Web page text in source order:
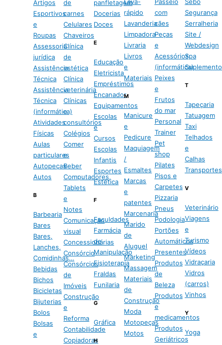
Artigos
Esportivos
e
Roupas
Assessoria
jurídica
Assistência
Técnica
Assistência
Técnica
(informática)
Atividades
Físicas
Aulas
particulares
Autopeças
Autos
B
Barbearia
Bares
Bares,
Lanches,
Comidinhas…
Bebidas
Bichos
Bicicletas
Bijuterias
Bolos
Bolsas
e
de
carnes
Celulares
Chaveiros
Clínica
de
estética
Clínica
veterinária
Clínicas
e
consultórios
Colégios
Comer
e
Beber
Computadores,
Tablets
e
Notes
Comunicação
visual
Concessionárias
Consórcio
Consórcios
de
Imóveis
Construção
e
Reforma
Contabilidade
Copiadoras
panfletagem
Docerias
Doces
E
Educação
Eletricista
Empréstimos
Encanador
Equipamentos
Escolas
e
Cursos
Escolas
Infantis
Esportes
Estética
F
Faculdades
Farmácia
de
Manipulação
Fisioterapia
Fraldas
Funilaria
G
Gráfica
H
rápido
Lavanderia
Limpadora
Livraria
Livros
e
Materiais
M
Manicure
e
Pedicure
Maquiagem
/
Esmaltes
Marcas
e
patentes
Marcenaria
Marido
de
Aluguel
Marketing
Massagem
Materiais
de
Construção
Moda
Motopeças
Motos
com
cães
Peças
e
Acessórios
(informática)
Peixes
e
Frutos
do mar
Personal
Trainer
Pet
shop
Pilates
Pisos e
Carpetes
Pizzaria
Pneus
Podologia
Portões
Automáticos
Presentes
Produtos
de
Beleza
Produtos
e
medicamentos
Produtos
Geriátricos
Segurança
Serralheria
Site /
Webdesign
Spa
T
Tapeçaria
Tatuagem
Taxi
Telhados
e
Calhas
Transportes
V
Veterinário
Viagens
e
Turismo
Vídeos
Vidraçaria
Vidros
(carros)
Vinhos
Y
Yoga